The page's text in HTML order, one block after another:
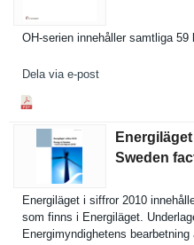
OH-serien innehåller samtliga
Dela via e-post
Sweden
Energiläge­t i siffror 2010
som finns i Energiläge­t.
Energimynd­ighetens